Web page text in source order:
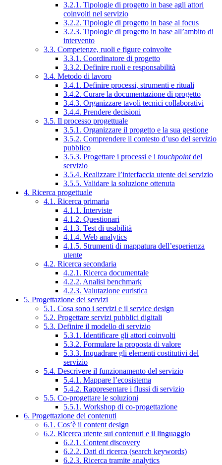
3.2.1. Tipologie di progetto in base agli attori
coinvolti nel servizio
3.2.2. Tipologie di progetto in base al focus
3.2.3. Tipologie di progetto in base all’ambito di
intervento
3.3. Competenze, ruoli e figure coinvolte
3.3.1. Coordinatore di progetto
3.3.2. Definire ruoli e responsabilità
3.4. Metodo di lavoro
3.4.1. Definire processi, strumenti e rituali
3.4.2. Curare la documentazione di progetto
3.4.3. Organizzare tavoli tecnici collaborativi
3.4.4. Prendere decisioni
3.5. Il processo progettuale
3.5.1. Organizzare il progetto e la sua gestione
3.5.2. Comprendere il contesto d’uso del servizio
pubblico
3.5.3. Progettare i processi e i touchpointdel
servizio
3.5.4. Realizzare l’interfaccia utente del servizio
3.5.5. Validare la soluzione ottenuta
4. Ricerca progettuale
4.1. Ricerca primaria
4.1.1. Interviste
4.1.2. Questionari
4.1.3. Test di usabilità
4.1.4. Web analytics
4.1.5. Strumenti di mappatura dell’esperienza
utente
4.2. Ricerca secondaria
4.2.1. Ricerca documentale
4.2.2. Analisi benchmark
4.2.3. Valutazione euristica
5. Progettazione dei servizi
5.1. Cosa sono i servizi e il service design
5.2. Progettare servizi pubblici digitali
5.3. Definire il modello di servizio
5.3.1. Identificare gli attori coinvolti
5.3.2. Formulare la proposta di valore
5.3.3. Inquadrare gli elementi costitutivi del
servizio
5.4. Descrivere il funzionamento del servizio
5.4.1. Mappare l’ecosistema
5.4.2. Rappresentare i flussi di servizio
5.5. Co-progettare le soluzioni
5.5.1. Workshop di co-progettazione
6. Progettazione dei contenuti
6.1. Cos’è il content design
6.2. Ricerca utente sui contenuti e il linguaggio
6.2.1. Content discovery
6.2.2. Dati di ricerca (search keywords)
6.2.3. Ricerca tramite analytics